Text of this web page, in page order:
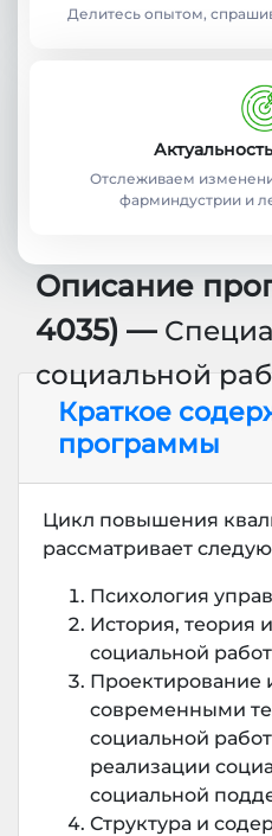
Делитесь опытом,
Отслеживаем
фарминдустрии и
Описание
4035) —
социальной
Краткое
программы
Цикл повышения
рассматривает
Психология
История, теория
социальной
Проектирование
современными
социальной
реализации
социальной
Структура и